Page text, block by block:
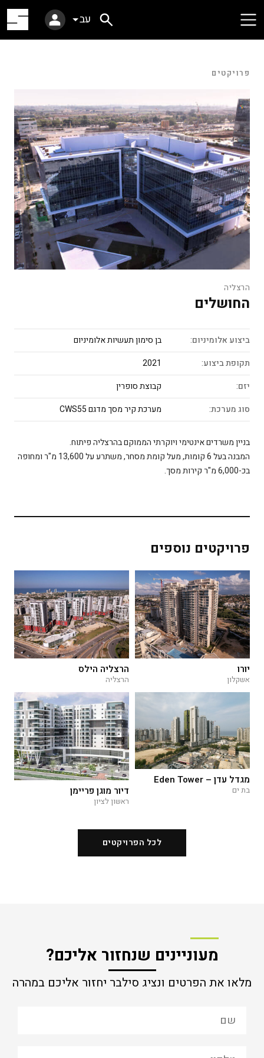
עב
פרויקטים
הרצליה
החושלים
ביצוע אלומיניום:
בן סימון תעשיות אלומיניום
תקופת ביצוע:
2021
יזם:
קבוצת סופרין
סוג מערכת:
מערכת קיר מסך מדגם CWS55
בניין משרדים אינטימי ויוקרתי הממוקם בהרצליה פיתוח.
המבנה בעל 6 קומות, מעל קומת מסחר, משתרע על 13,600 מ"ר ומחופה
בכ-6,000 מ"ר קירות מסך.
פרויקטים נוספים
יורו
אשקלון
הרצליה הילס
הרצליה
מגדל עדן – Eden Tower
בת ים דיור מוגן פריימן
ראשון לציון
לכל הפרויקטים
מעוניינים שנחזור אליכם?
מלאו את הפרטים ונציג סילבר יחזור אליכם במהרה